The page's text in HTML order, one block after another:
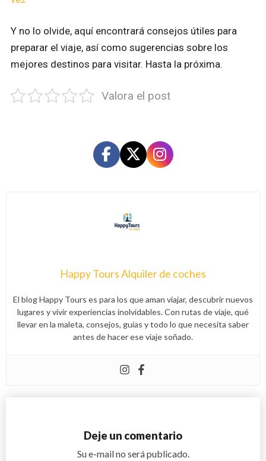
Y no lo olvide, aquí encontrará consejos útiles para
preparar el viaje, así como sugerencias sobre los
mejores destinos para visitar. Hasta la próxima.
Valora el post
Happy Tours Alquiler de coches
El blog Happy Tours es para los que aman viajar, descubrir nuevos
lugares y vivir experiencias inolvidables. Con rutas de viaje, qué
llevar en la maleta, consejos, guías y todo lo que necesita saber
antes de hacer ese viaje soñado.
Deje un comentario
Su e-mail no será publicado.